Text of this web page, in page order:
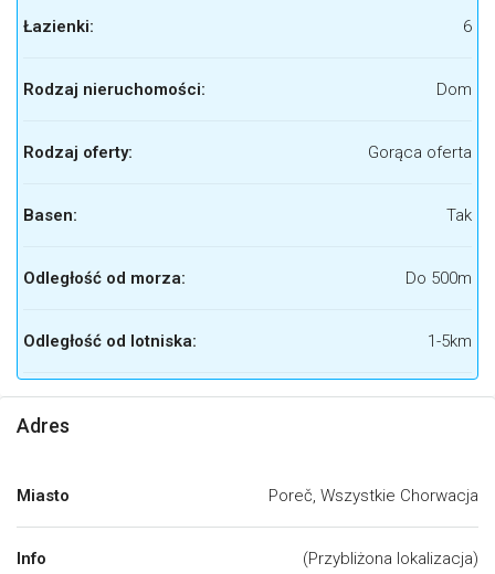
Łazienki: 6
Rodzaj nieruchomości: Dom
Rodzaj oferty: Gorąca oferta
Basen: Tak
Odległość od morza: Do 500m
Odległość od lotniska: 1-5km
Adres
Miasto Poreč, Wszystkie Chorwacja
Info (Przybliżona lokalizacja)